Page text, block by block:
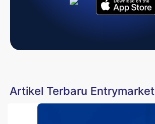
Artikel Terbaru Entrymarket